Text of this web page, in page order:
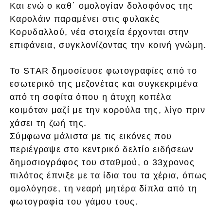
Και ενώ ο καθ΄ ομολογίαν δολοφόνος της
Καρολάιν παραμένει στις φυλακές
Κορυδαλλού, νέα στοιχεία έρχονται στην
επιφάνεια, συγκλονίζοντας την κοινή γνώμη.
Το STAR δημοσίευσε φωτογραφίες από το
εσωτερικό της μεζονέτας και συγκεκριμένα
από τη σοφίτα όπου η άτυχη κοπέλα
κοιμόταν μαζί με την κορούλα της, λίγο πριν
χάσει τη ζωή της.
Σύμφωνα μάλιστα με τις εικόνες που
περιέγραψε στο κεντρικό δελτίο ειδήσεων
δημοσιογράφος του σταθμού, ο 33χρονος
πιλότος έπνιξε με τα ίδια του τα χέρια, όπως
ομολόγησε, τη νεαρή μητέρα δίπλα από τη
φωτογραφία του γάμου τους.